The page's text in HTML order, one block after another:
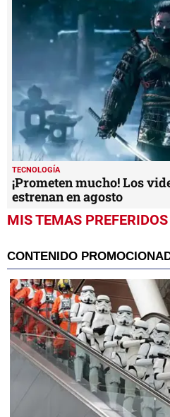
TECNOLOGÍA
¡Prometen mucho! Los
estrenan en agosto
MIS TEMAS PREFERIDOS